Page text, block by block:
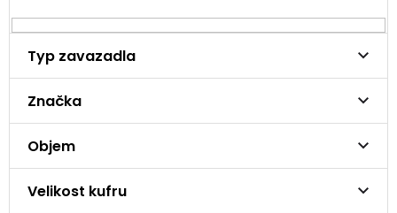
Typ zavazadla
Značka
Objem
Velikost kufru